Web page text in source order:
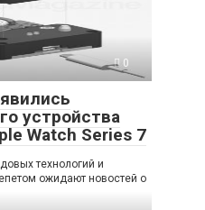
0
устройства
Watch Series 7
технологий и
ожидают новостей о